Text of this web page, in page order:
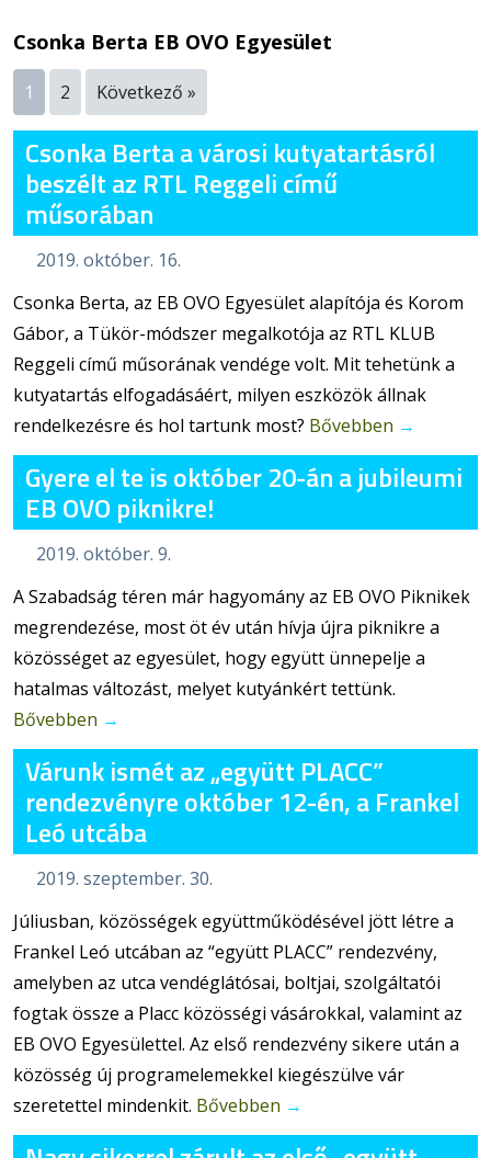
Csonka Berta EB OVO Egyesület
1 2 Következő »
Csonka Berta a városi kutyatartásról
beszélt az RTL Reggeli című
műsorában
2019. október. 16.
Csonka Berta, az EB OVO Egyesület alapítója és Korom
Gábor, a Tükör-módszer megalkotója az RTL KLUB
Reggeli című műsorának vendége volt. Mit tehetünk a
kutyatartás elfogadásáért, milyen eszközök állnak
rendelkezésre és hol tartunk most? Bővebben →
Gyere el te is október 20-án a jubileumi
EB OVO piknikre!
2019. október. 9.
A Szabadság téren már hagyomány az EB OVO Piknikek
megrendezése, most öt év után hívja újra piknikre a
közösséget az egyesület, hogy együtt ünnepelje a
hatalmas változást, melyet kutyánkért tettünk.
Bővebben →
Várunk ismét az „együtt PLACC”
rendezvényre október 12-én, a Frankel
Leó utcába
2019. szeptember. 30.
Júliusban, közösségek együttműködésével jött létre a
Frankel Leó utcában az “együtt PLACC” rendezvény,
amelyben az utca vendéglátósai, boltjai, szolgáltatói
fogtak össze a Placc közösségi vásárokkal, valamint az
EB OVO Egyesülettel. Az első rendezvény sikere után a
közösség új programelemekkel kiegészülve vár
szeretettel mindenkit. Bővebben →